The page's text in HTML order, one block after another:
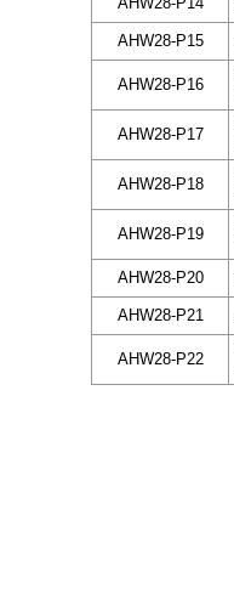
AHW28-P15
AHW28-P16
AHW28-P17
AHW28-P18
AHW28-P19
AHW28-P20
AHW28-P21
AHW28-P22